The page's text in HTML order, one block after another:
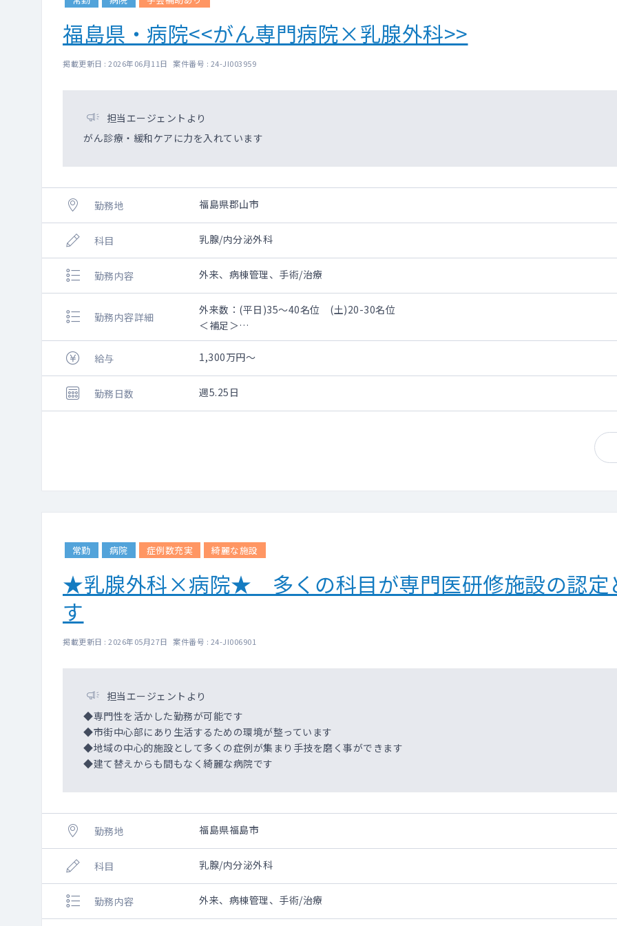
福島県・病院<<がん専門病院×乳腺外科>>
掲載更新日 : 2026年06月11日 案件番号 : 24-JI003959
担当エージェントより
がん診療・緩和ケアに力を入れています
勤務地 福島県郡山市
科目 乳腺/内分泌外科
勤務内容 外来、病棟管理、手術/治療
勤務内容詳細
外来数：(平日)35～40名位 (土)20-30名位
＜補足＞
外来：週2.5コマ
病棟管理：主治医制(一部チーム制あり)
手術・治療：子宮筋腫・円錐切除術・リンパ節郭清術など
※研究日はありませんが外来対応がない時間帯は先生の都合でお過ごしいただけます
給与 1,300万円～
勤務日数 週5.25日
常勤 病院 症例数充実 綺麗な施設
★乳腺外科×病院★ 多くの科目が専門医研修施設の認定
す
掲載更新日 : 2026年05月27日 案件番号 : 24-JI006901
担当エージェントより
◆専門性を活かした勤務が可能です
◆市街中心部にあり生活するための環境が整っています
◆地域の中心的施設として多くの症例が集まり手技を磨く事ができます
◆建て替えからも間もなく綺麗な病院です
勤務地 福島県福島市
科目 乳腺/内分泌外科
勤務内容 外来、病棟管理、手術/治療